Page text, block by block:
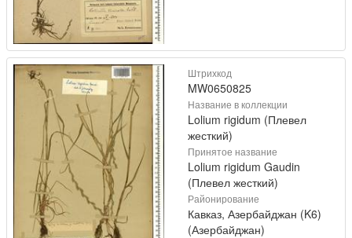
Штрихкод
MW0650825
Название в коллекции
Lolium rigidum (Плевел
жесткий)
Принятое название
Lolium rigidum Gaudin
(Плевел жесткий)
Районирование
Кавказ, Азербайджан (K6)
(Азербайджан)